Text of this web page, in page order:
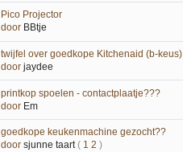
Pico Projector
door BBtje
twijfel over goedkope Kitchenaid (b-keus)
door jaydee
printkop spoelen - contactplaatje???
door Em
goedkope keukenmachine gezocht??
door sjunne taart ( 1 2 )